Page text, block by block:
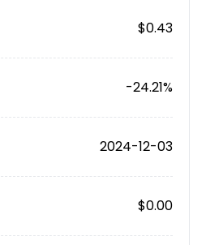
$0.43
-24.21%
2024-12-03
$0.00